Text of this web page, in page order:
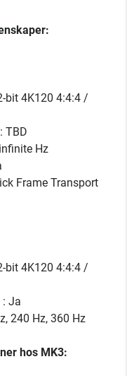
bit 4K120 4:4:4 /
TBD
Hz
Frame Transport
bit 4K120 4:4:4 /
: Ja
240 Hz, 360 Hz
hos MK3: